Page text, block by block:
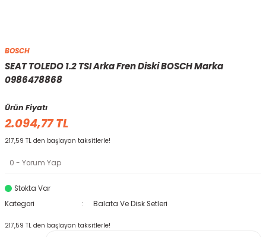
BOSCH
SEAT TOLEDO 1.2 TSI Arka Fren Diski BOSCH Marka
0986478868
Ürün Fiyatı
2.094,77 TL
217,59 TL den başlayan taksitlerle!
0 - Yorum Yap
Stokta Var
Kategori
Balata Ve Disk Setleri
217,59 TL den başlayan taksitlerle!